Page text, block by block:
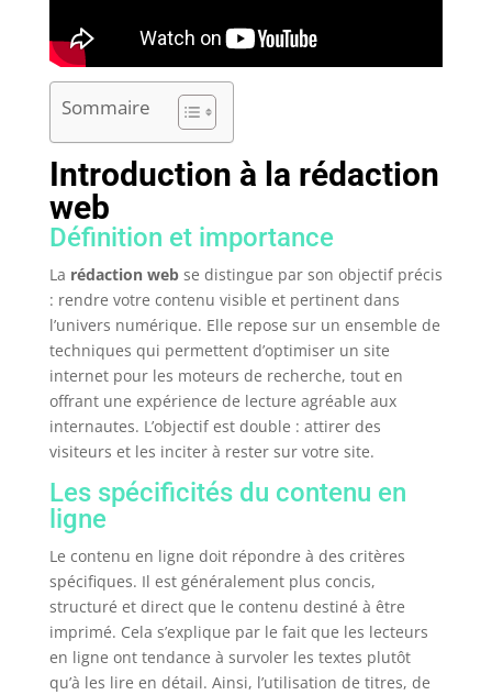
Sommaire
Introduction à la rédaction
web
Définition et importance
La rédaction webse distingue par son objectif précis
: rendre votre contenu visible et pertinent dans
l’univers numérique. Elle repose sur un ensemble de
techniques qui permettent d’optimiser un site
internet pour les moteurs de recherche, tout en
offrant une expérience de lecture agréable aux
internautes. L’objectif est double : attirer des
visiteurs et les inciter à rester sur votre site.
Les spécificités du contenu en
ligne
Le contenu en ligne doit répondre à des critères
spécifiques. Il est généralement plus concis,
structuré et direct que le contenu destiné à être
imprimé. Cela s’explique par le fait que les lecteurs
en ligne ont tendance à survoler les textes plutôt
qu’à les lire en détail. Ainsi, l’utilisation de titres, de